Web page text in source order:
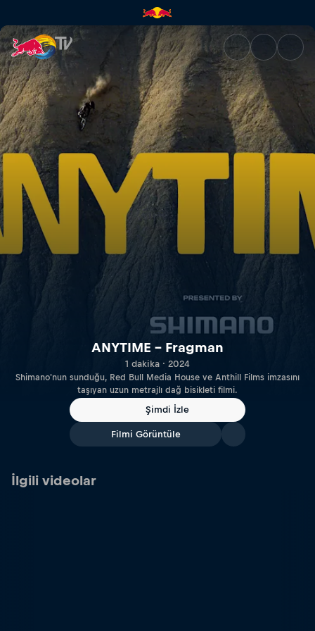
ANYTIME – Fragman | Red
ANYTIME – Fragman
1 dakika · 2024
Shimano'nun sunduğu, Red Bull Media House ve Anthill Films imzasını
taşıyan uzun metrajlı dağ bisikleti filmi.
Şimdi İzle
Filmi Görüntüle
İlgili videolar